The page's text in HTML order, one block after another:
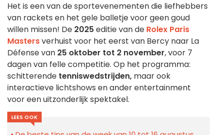
Het is een van de sportevenementen die liefhebbers
van rackets en het gele balletje voor geen goud
willen missen! De 2025 editie van de Rolex Paris
Mastersverhuist voor het eerst van Bercy naar La
Défense van 25 oktober tot 2 november, voor 7
dagen van felle competitie. Op het programma:
schitterende tenniswedstrijden, maar ook
interactieve lichtshows en ander entertainment
voor een uitzonderlijk spektakel.
LEES OOK